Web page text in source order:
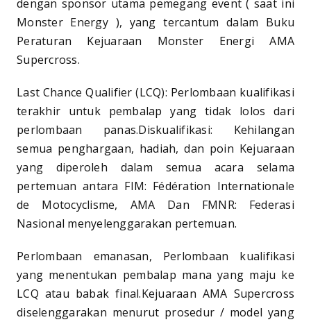
dengan sponsor utama pemegang event ( saat ini
Monster Energy ), yang tercantum dalam Buku
Peraturan Kejuaraan Monster Energi AMA
Supercross.
Last Chance Qualifier (LCQ): Perlombaan kualifikasi
terakhir untuk pembalap yang tidak lolos dari
perlombaan panas.Diskualifikasi: Kehilangan
semua penghargaan, hadiah, dan poin Kejuaraan
yang diperoleh dalam semua acara selama
pertemuan antara FIM: Fédération Internationale
de Motocyclisme, AMA Dan FMNR: Federasi
Nasional menyelenggarakan pertemuan.
Perlombaan emanasan, Perlombaan kualifikasi
yang menentukan pembalap mana yang maju ke
LCQ atau babak final.Kejuaraan AMA Supercross
diselenggarakan menurut prosedur / model yang